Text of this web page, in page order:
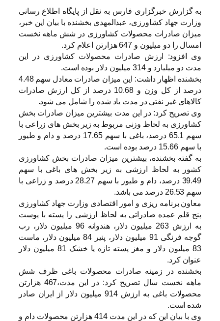
به گزارش خبرگزاری فارس به نقل از پایگاه اطلاع رسانی
وزارت جهاد کشاورزی، عبدالمهدی بخشنده با بیان این خبر،
میزان صادرات محصولات کشاورزی در شش ماهه نخست
امسال را دو میلیون و 647 هزارتن اعلام کرد.
وی افزود: ارزش صادرات محصولات کشاورزی در این
مدت دو میلیارد و 314 میلیون دلار بوده است.
بخشنده اظهار داشت: این میزان صادرات معادل سهم 4.48
درصد از کل وزن و 10.68 درصد از کل ارزش صادرات
کالاهای غیر نفتی در مدت یاد شده را شامل می شود.
وی تصریح کرد: در این مدت بیشترین میزان صادرات بخش
کشاورزی به لحاظ وزنی مربوط به زیر بخش های زراعی با
سهم 65.1 درصد، باغی با سهم 17.65 درصد و دام و طیور
با سهم 15.66 درصد بوده است.
به گفته بخشنده، بیشترین میزان صادرات بخش کشاورزی
کشور به لحاظ ارزشی به زیر بخش های باغی با سهم
39.49 درصد، دام و طیور با سهم 28.27 درصد و زراعی با
سهم 26.53 درصد می باشد.
معاون برنامه ریزی و امور اقتصادی وزارت جهاد کشاورزی
پنج قلم عمده صادراتی به لحاظ ارزشی را پسته با پوست
به ارزش 263 میلیون دلار، هندوانه 96 میلیون دلار، رب
گوجه فرنگی 91 میلیون دلار، پنیر 84 میلیون دلار، ماست
83 میلیون دلار و مغز پسته تازه یا خشک 81 میلیون دلار
عنوان کرد.
بخشنده در زمینه صادرات محصولات باغی ظرف شش
ماهه نخست سال تصریح کرد: در این مدت،467 هزارتن
محصولات باغی به ارزش 914 میلیون دلار از ایران صادر
شده است.
وی با بیان این که در این مدت 414 هزارتن محصولات دام و